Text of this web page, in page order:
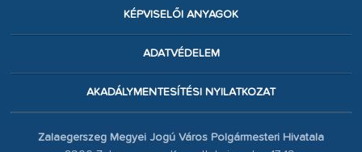
KÉPVISELŐI ANYAGOK
ADATVÉDELEM
AKADÁLYMENTESÍTÉSI NYILATKOZAT
Zalaegerszeg Megyei Jogú Város Polgármesteri Hivatala